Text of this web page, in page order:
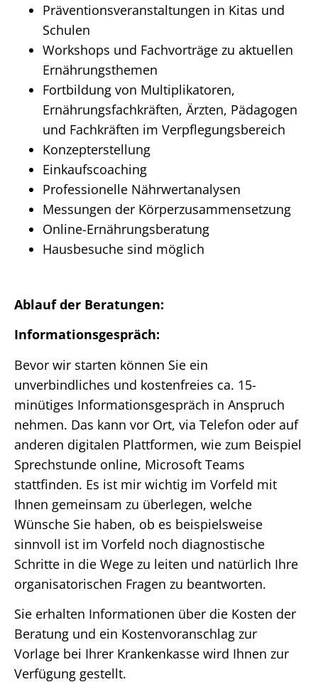
Präventionsveranstaltungen in Kitas und
Schulen
Workshops und Fachvorträge zu aktuellen
Ernährungsthemen
Fortbildung von Multiplikatoren,
Ernährungsfachkräften, Ärzten, Pädagogen
und Fachkräften im Verpflegungsbereich
Konzepterstellung
Einkaufscoaching
Professionelle Nährwertanalysen
Messungen der Körperzusammensetzung
Online-Ernährungsberatung
Hausbesuche sind möglich
Ablauf der Beratungen:
Informationsgespräch:
Bevor wir starten können Sie ein
unverbindliches und kostenfreies ca. 15-
minütiges Informationsgespräch in Anspruch
nehmen. Das kann vor Ort, via Telefon oder auf
anderen digitalen Plattformen, wie zum Beispiel
Sprechstunde online, Microsoft Teams
stattfinden. Es ist mir wichtig im Vorfeld mit
Ihnen gemeinsam zu überlegen, welche
Wünsche Sie haben, ob es beispielsweise
sinnvoll ist im Vorfeld noch diagnostische
Schritte in die Wege zu leiten und natürlich Ihre
organisatorischen Fragen zu beantworten.
Sie erhalten Informationen über die Kosten der
Beratung und ein Kostenvoranschlag zur
Vorlage bei Ihrer Krankenkasse wird Ihnen zur
Verfügung gestellt.